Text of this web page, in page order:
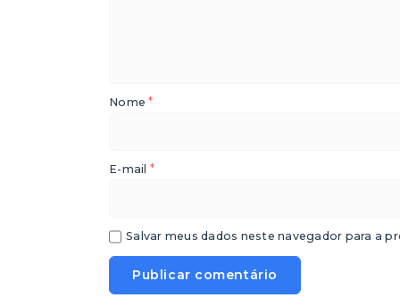
Nome*
E-mail *
Salvar meus dados neste navegador para a